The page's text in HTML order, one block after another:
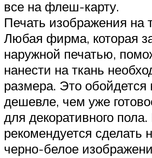
все на флеш-карту.
Печать изображения на
Любая фирма, которая
наружной печатью,
нанести на ткань
размера. Это обойдется
дешевле, чем уже
для декоративного
рекомендуется сделать
черно-белое